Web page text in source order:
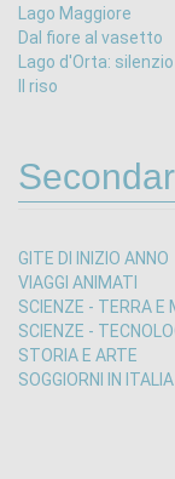
Lago Maggiore
Dal fiore al vasetto
Lago d'Orta:
Il riso
GITE DI INIZIO ANNO
VIAGGI ANIMATI
SCIENZE - TERRA E
SCIENZE -
STORIA E ARTE
SOGGIORNI IN ITALIA